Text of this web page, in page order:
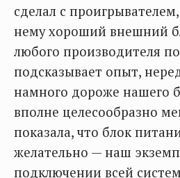
сделал с
нему хороший внешний
любого производителя по
подсказывает опыт,
намного дороже нашего
вполне целесообразно
показала, что блок
желательно — наш
подключении всей